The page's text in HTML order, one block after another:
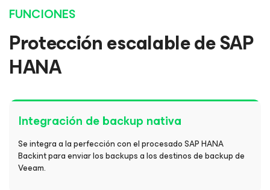
FUNCIONES
Protección escalable de SAP
HANA
Integración de backup nativa
Se integra a la perfección con el procesado SAP HANA
Backint para enviar los backups a los destinos de backup de
Veeam.